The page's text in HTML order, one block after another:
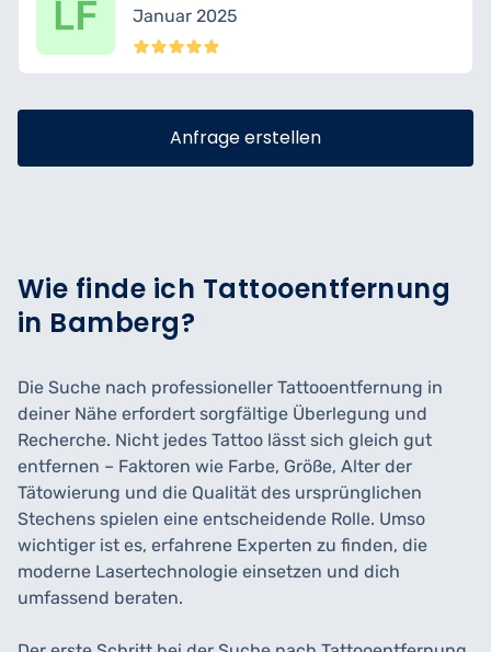
Anfrage erstellen
Wie finde ich Tattooentfernung
in Bamberg?
Die Suche nach professioneller Tattooentfernung in
deiner Nähe erfordert sorgfältige Überlegung und
Recherche. Nicht jedes Tattoo lässt sich gleich gut
entfernen – Faktoren wie Farbe, Größe, Alter der
Tätowierung und die Qualität des ursprünglichen
Stechens spielen eine entscheidende Rolle. Umso
wichtiger ist es, erfahrene Experten zu finden, die
moderne Lasertechnologie einsetzen und dich
umfassend beraten.